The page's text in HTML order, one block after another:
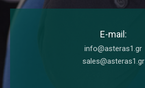
E-mail:
info@asteras1.gr
sales@asteras1.gr